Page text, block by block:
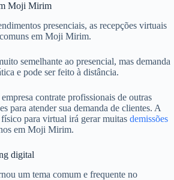
Moji Mirim
presenciais, as recepções virtuais
em Moji Mirim.
semelhante ao presencial, mas demanda
e pode ser feito à distância.
contrate profissionais de outras
para atender sua demanda de clientes. A
para virtual irá gerar muitas demissões
em Moji Mirim.
digital
um tema comum e frequente no